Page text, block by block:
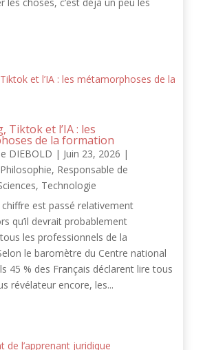
Tiktok et l’IA : les
de la formation
DIEBOLD | Juin 23, 2026 |
Philosophie, Responsable de
, Technologie
chiffre est passé relativement
qu’il devrait probablement
les professionnels de la
le baromètre du Centre national
45 % des Français déclarent lire tous
révélateur encore, les...